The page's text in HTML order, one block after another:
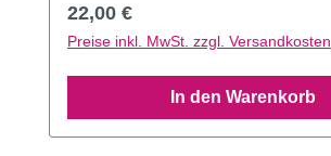
Regulärer Preis:
22,00 €
Preise inkl. MwSt. zzgl. Versandkosten
In den Warenkorb